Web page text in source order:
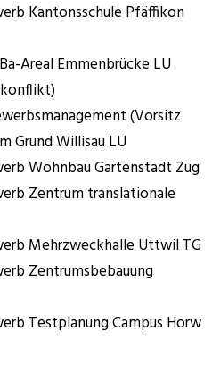
Kantonsschule Pfäffikon
Areal Emmenbrücke LU
(Vorsitz
Grund Willisau LU
Wohnbau Gartenstadt Zug
Zentrum translationale
Mehrzweckhalle Uttwil TG
Zentrumsbebauung
Testplanung Campus Horw